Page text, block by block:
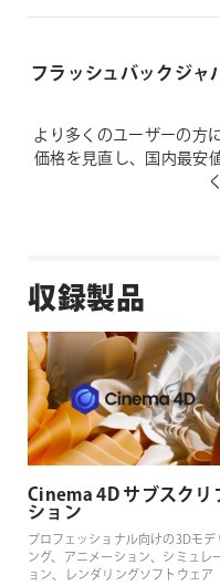
フラッシュバックジ
より多くのユーザーの方
価格を見直し、国内最安
収録製品
Cinema 4D サブスクリ
ション
プロフェッショナル向けの3Dモデ
ング、アニメーション、シミュレ
ョン、レンダリングソフトウェア